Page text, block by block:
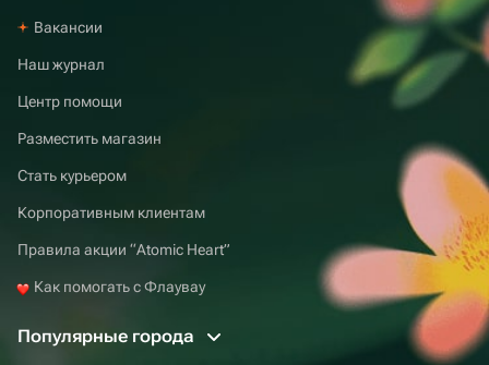
Вакансии
Наш журнал
Центр помощи
Разместить магазин
Стать курьером
Корпоративным клиентам
Правила акции “Atomic Heart”
Как помогать с Флаувау
Популярные города